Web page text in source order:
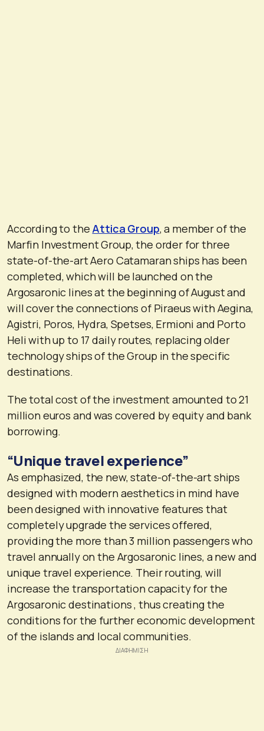
According to the Attica Group, a member of the
Marfin Investment Group, the order for three
state-of-the-art Aero Catamaran ships has been
completed, which will be launched on the
Argosaronic lines at the beginning of August and
will cover the connections of Piraeus with Aegina,
Agistri, Poros, Hydra, Spetses, Ermioni and Porto
Heli with up to 17 daily routes, replacing older
technology ships of the Group in the specific
destinations.
The total cost of the investment amounted to 21
million euros and was covered by equity and bank
borrowing.
“Unique travel experience”
As emphasized, the new, state-of-the-art ships
designed with modern aesthetics in mind have
been designed with innovative features that
completely upgrade the services offered,
providing the more than 3 million passengers who
travel annually on the Argosaronic lines, a new and
unique travel experience. Their routing, will
increase the transportation capacity for the
Argosaronic destinations , thus creating the
conditions for the further economic development
of the islands and local communities.